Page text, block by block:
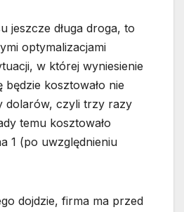
jeszcze długa droga, to
optymalizacjami
w której wyniesienie
kosztowało nie
dolarów, czyli trzy razy
temu kosztowało
1 (po uwzględnieniu
dojdzie, firma ma przed